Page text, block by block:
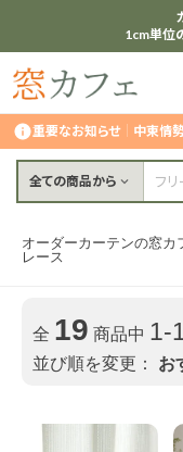
1cm単位
重要なお知らせ｜ 中東情
全ての商品から
オーダーカーテンの窓カ
レース
全 19 商品中 1-
並び順を変更： お